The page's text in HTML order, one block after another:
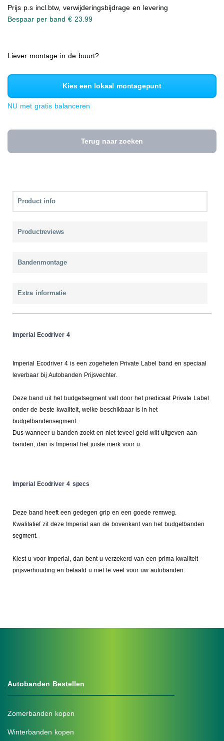
Prijs p.s incl.btw, verwijderingsbijdrage en levering
Bespaar per band € 23.99
Liever montage in de buurt?
Kies een lokaal montagepunt
NU met gratis balanceren
Terug naar zoeken
Product info
Productreviews
Bandenmontage
Extra informatie
Imperial Ecodriver 4
Imperial Ecodriver 4 is een zogeheten Private Label band en speciaal
leverbaar bij Autobanden Prijsvechter.
Deze band uit het budgetsegment valt door het predicaat Private Label
onder de beste kwaliteit, welke beschikbaar is in het
budgetbandensegment.
Dus wanneer u banden zoekt en niet teveel geld wilt uitgeven aan
banden, dan is Imperial het juiste merk voor u.
Imperial Ecodriver 4 specs
Deze band heeft een gedegen grip en een goede remweg.
Kwalitatief zit deze Imperial aan de bovenkant van het budgetbanden
segment.
Kiest u voor Imperial, dan bent u verzekerd van een prima kwaliteit -
prijsverhouding en betaald u niet te veel voor uw autobanden.
Autobanden Bestellen
Zomerbanden kopen
Winterbanden kopen